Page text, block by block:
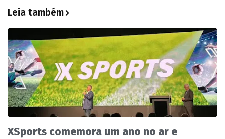
Leia também
XSports comemora um ano no ar e